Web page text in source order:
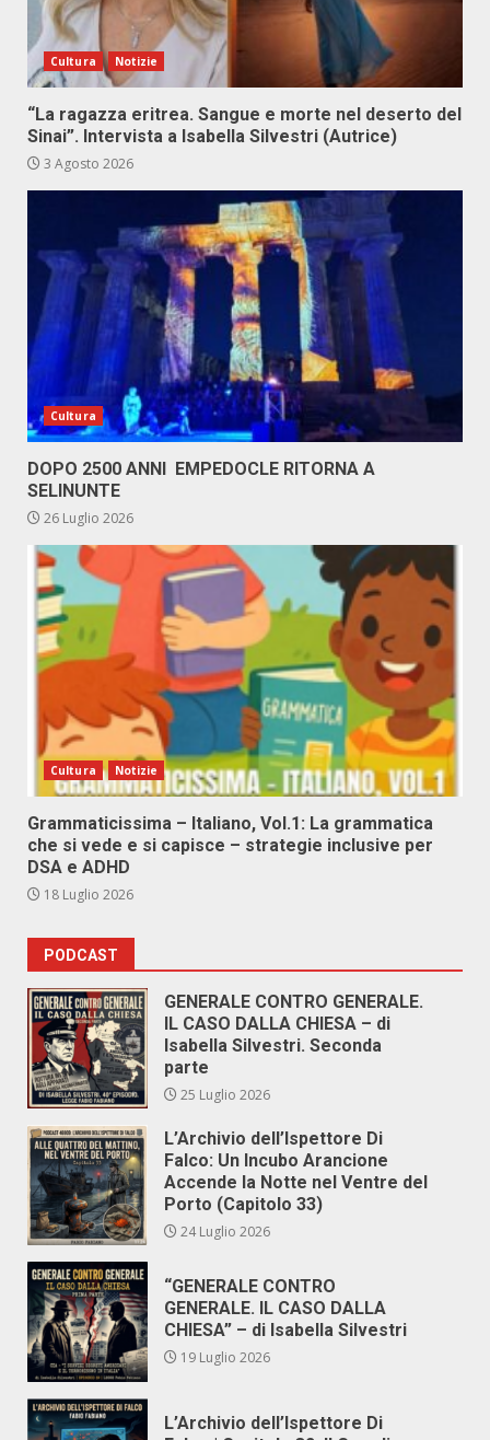
Cultura Notizie
“La ragazza eritrea. Sangue e morte nel deserto del
Sinai”. Intervista a Isabella Silvestri (Autrice)
3 Agosto 2026
Cultura
DOPO 2500 ANNI EMPEDOCLE RITORNA A
SELINUNTE
26 Luglio 2026
Cultura Notizie
Grammaticissima – Italiano, Vol.1: La grammatica
che si vede e si capisce – strategie inclusive per
DSA e ADHD
18 Luglio 2026
PODCAST
GENERALE CONTRO GENERALE.
IL CASO DALLA CHIESA – di
Isabella Silvestri. Seconda
parte
25 Luglio 2026
L’Archivio dell’Ispettore Di
Falco: Un Incubo Arancione
Accende la Notte nel Ventre del
Porto (Capitolo 33)
24 Luglio 2026
“GENERALE CONTRO
GENERALE. IL CASO DALLA
CHIESA” – di Isabella Silvestri
19 Luglio 2026
L’Archivio dell’Ispettore Di